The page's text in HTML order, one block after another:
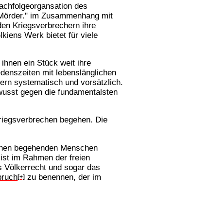
des
im Zusammenhang mit
Kriegsverbrechern ihre
Werk bietet für viele
ein Stück weit ihre
mit lebenslänglichen
systematisch und vorsätzlich.
gegen die fundamentalsten
begehen. Die
begehenden Menschen
im Rahmen der freien
Völkerrecht und sogar das
[+] zu benennen, der im